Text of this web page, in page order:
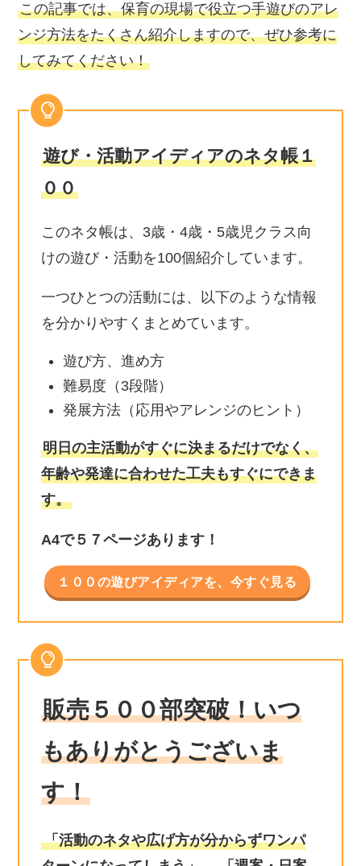
この記事では、保育の現場で役立つ手遊びのアレ
ンジ方法をたくさん紹介しますので、ぜひ参考に
してみてください！
遊び・活動アイディアのネタ帳１
００
このネタ帳は、3歳・4歳・5歳児クラス向
けの遊び・活動を100個紹介しています。
一つひとつの活動には、以下のような情報
を分かりやすくまとめています。
遊び方、進め方
難易度（3段階）
発展方法（応用やアレンジのヒント）
明日の主活動がすぐに決まるだけでなく、
年齢や発達に合わせた工夫もすぐにできま
す。
A4で５７ページあります！
１００の遊びアイディアを、今すぐ見る
販売５００部突破！いつ
もありがとうございま
す！
「活動のネタや広げ方が分からずワンパ